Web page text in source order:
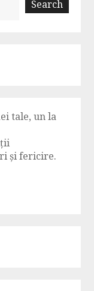
Search
tale, un la
și fericire.